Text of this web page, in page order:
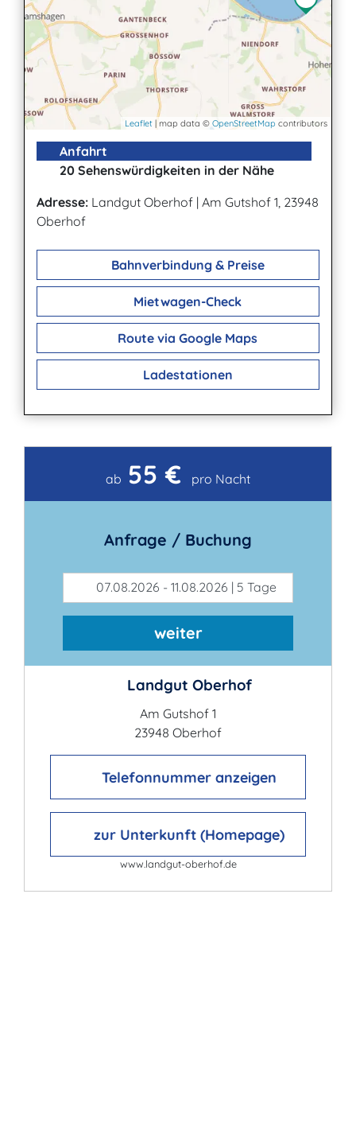
Leaflet | map data © OpenStreetMap contributors
Anfahrt
20 Sehenswürdigkeiten in der Nähe
Adresse: Landgut Oberhof | Am Gutshof 1, 23948
Oberhof
Bahnverbindung & Preise
Mietwagen-Check
Route via Google Maps
Ladestationen
Kontakt
ab 55 € pro Nacht
Anfrage / Buchung
07.08.2026 - 11.08.2026 | 5 Tage
weiter
Landgut Oberhof
Am Gutshof 1
23948 Oberhof
Telefonnummer anzeigen
zur Unterkunft (Homepage)
www.landgut-oberhof.de